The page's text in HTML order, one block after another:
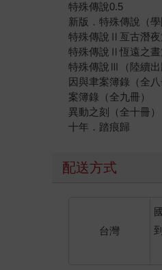
特殊傳說0.5
新版．特殊傳說（學
特殊傳說Ⅱ亙古潛夜
特殊傳說Ⅱ恆遠之晝
特殊傳說Ⅲ（陸續出
因與聿案簿錄（全八
案簿錄（全九冊）
異動之刻（全十冊）
十年．踏痕歸
配送方式
台灣